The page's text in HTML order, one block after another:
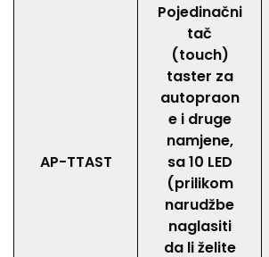
AP-TTAST
Pojedinačni
tač
(touch)
taster za
autopraon
e i druge
namjene,
sa 10 LED
(prilikom
narudžbe
naglasiti
da li želite